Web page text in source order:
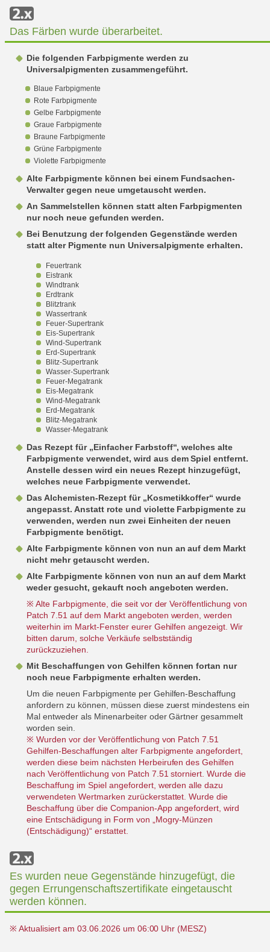
Das Färben wurde überarbeitet.
Die folgenden Farbpigmente werden zu
Universalpigmenten zusammengeführt.
Blaue Farbpigmente
Rote Farbpigmente
Gelbe Farbpigmente
Graue Farbpigmente
Braune Farbpigmente
Grüne Farbpigmente
Violette Farbpigmente
Alte Farbpigmente können bei einem Fundsachen-
Verwalter gegen neue umgetauscht werden.
An Sammelstellen können statt alten Farbpigmenten
nur noch neue gefunden werden.
Bei Benutzung der folgenden Gegenstände werden
statt alter Pigmente nun Universalpigmente erhalten.
Feuertrank
Eistrank
Windtrank
Erdtrank
Blitztrank
Wassertrank
Feuer-Supertrank
Eis-Supertrank
Wind-Supertrank
Erd-Supertrank
Blitz-Supertrank
Wasser-Supertrank
Feuer-Megatrank
Eis-Megatrank
Wind-Megatrank
Erd-Megatrank
Blitz-Megatrank
Wasser-Megatrank
Das Rezept für „Einfacher Farbstoff“, welches alte
Farbpigmente verwendet, wird aus dem Spiel entfernt.
Anstelle dessen wird ein neues Rezept hinzugefügt,
welches neue Farbpigmente verwendet.
Das Alchemisten-Rezept für „Kosmetikkoffer“ wurde
angepasst. Anstatt rote und violette Farbpigmente zu
verwenden, werden nun zwei Einheiten der neuen
Farbpigmente benötigt.
Alte Farbpigmente können von nun an auf dem Markt
nicht mehr getauscht werden.
Alte Farbpigmente können von nun an auf dem Markt
weder gesucht, gekauft noch angeboten werden.
※ Alte Farbpigmente, die seit vor der Veröffentlichung von
Patch 7.51 auf dem Markt angeboten werden, werden
weiterhin im Markt-Fenster eurer Gehilfen angezeigt. Wir
bitten darum, solche Verkäufe selbstständig
zurückzuziehen.
Mit Beschaffungen von Gehilfen können fortan nur
noch neue Farbpigmente erhalten werden.
Um die neuen Farbpigmente per Gehilfen-Beschaffung
anfordern zu können, müssen diese zuerst mindestens ein
Mal entweder als Minenarbeiter oder Gärtner gesammelt
worden sein.
※ Wurden vor der Veröffentlichung von Patch 7.51
Gehilfen-Beschaffungen alter Farbpigmente angefordert,
werden diese beim nächsten Herbeirufen des Gehilfen
nach Veröffentlichung von Patch 7.51 storniert. Wurde die
Beschaffung im Spiel angefordert, werden alle dazu
verwendeten Wertmarken zurückerstattet. Wurde die
Beschaffung über die Companion-App angefordert, wird
eine Entschädigung in Form von „Mogry-Münzen
(Entschädigung)“ erstattet.
Es wurden neue Gegenstände hinzugefügt, die
gegen Errungenschaftszertifikate eingetauscht
werden können.
※ Aktualisiert am 03.06.2026 um 06:00 Uhr (MESZ)